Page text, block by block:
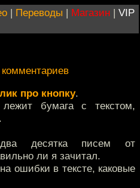
| Переводы | Магазин | VIP
про кнопку.
бумага с текстом,
десятка писем от
ли я зачитал.
ошибки в тексте, каковые